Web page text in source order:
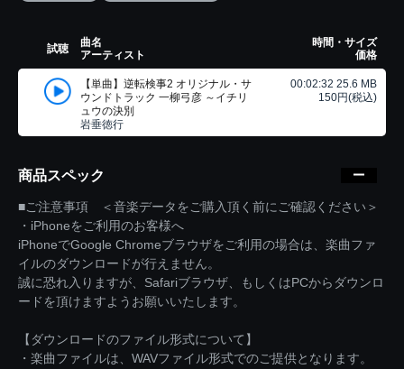
試聴
曲名
アーティスト
時間・サイズ
価格
【単曲】逆転検事2 オリジナル・サ
ウンドトラック 一柳弓彦 ～イチリ
ュウの決別
岩垂徳行
00:02:32 25.6 MB
150円(税込)
商品スペック
■ご注意事項 ＜音楽データをご購入頂く前にご確認ください＞
・iPhoneをご利用のお客様へ
iPhoneでGoogle Chromeブラウザをご利用の場合は、楽曲ファ
イルのダウンロードが行えません。
誠に恐れ入りますが、Safariブラウザ、もしくはPCからダウンロ
ードを頂けますようお願いいたします。
【ダウンロードのファイル形式について】
・楽曲ファイルは、WAVファイル形式でのご提供となります。